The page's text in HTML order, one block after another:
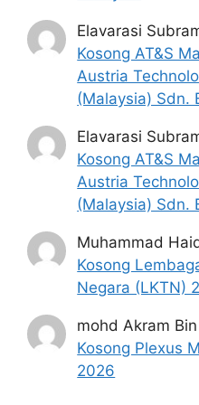
‘tick’ sebelum
Permohonan
diproses.
Elavarasi
Kosong AT&S
Austria
(Malaysia) Sdn.
Elavarasi
Kosong AT&S
Austria
(Malaysia) Sdn.
Muhammad
Kosong
Negara (LKTN)
mohd Akram
Kosong Plexus
2026